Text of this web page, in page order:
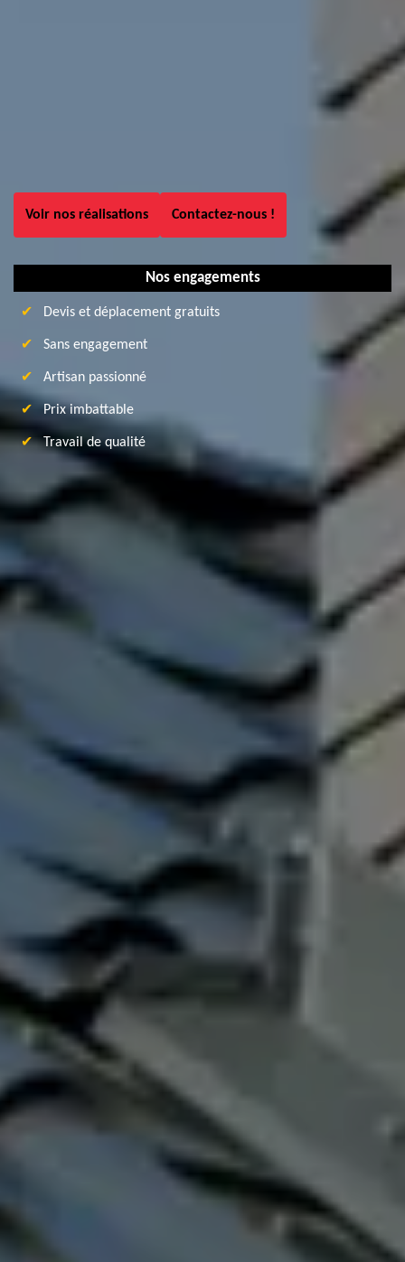
Voir nos réalisations Contactez-nous !
Nos engagements
Devis et déplacement gratuits
Sans engagement
Artisan passionné
Prix imbattable
Travail de qualité